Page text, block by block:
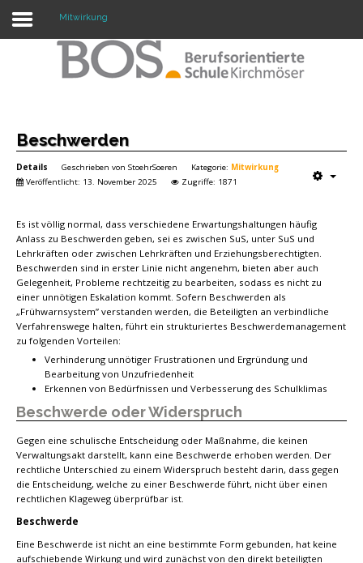
Warning: "continue" targeting switch is equivalent
Home
Profil
Unterricht
Termine
Mitwirkung
Kontakt
Mitwirkung
Beschwerden
Details Geschrieben von StoehrSoeren Kategorie: Mitwirkung
Veröffentlicht: 13. November 2025
Zugriffe: 1871
Es ist völlig normal, dass verschiedene Erwartungshaltungen häufig
Anlass zu Beschwerden geben, sei es zwischen SuS, unter SuS und
Lehrkräften oder zwischen Lehrkräften und Erziehungsberechtigten.
Beschwerden sind in erster Linie nicht angenehm, bieten aber auch
Gelegenheit, Probleme rechtzeitig zu bearbeiten, sodass es nicht zu
einer unnötigen Eskalation kommt. Sofern Beschwerden als
„Frühwarnsystem” verstanden werden, die Beteiligten an verbindliche
Verfahrenswege halten, führt ein strukturiertes Beschwerdemanagement
zu folgenden Vorteilen:
Verhinderung unnötiger Frustrationen und Ergründung und
Bearbeitung von Unzufriedenheit
Erkennen von Bedürfnissen und Verbesserung des Schulklimas
Beschwerde oder Widerspruch
Gegen eine schulische Entscheidung oder Maßnahme, die keinen
Verwaltungsakt darstellt, kann eine Beschwerde erhoben werden. Der
rechtliche Unterschied zu einem Widerspruch besteht darin, dass gegen
die Entscheidung, welche zu einer Beschwerde führt, nicht über einen
rechtlichen Klageweg überprüfbar ist.
Beschwerde
Eine Beschwerde ist nicht an eine bestimmte Form gebunden, hat keine
aufschiebende Wirkung und wird zunächst von den direkt beteiligten